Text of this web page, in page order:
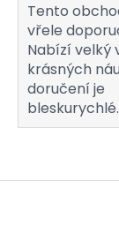
Tento
vřele
Nabízí velký
krásných
doručení je
bleskurychlé.
Komunikaci s
obchodem
taktéž na
Děkuji za
Z